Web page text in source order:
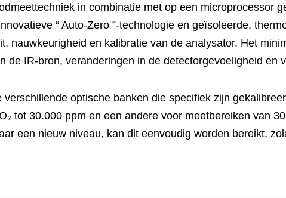
in combinatie met op een microprocessor
“ Auto-Zero ”-technologie en geïsoleerde,
nauwkeurigheid en kalibratie van de analysator. Het
de IR-bron, veranderingen in de detectorgevoeligheid en
optische banken die specifiek zijn
tot 30.000 ppm en een andere voor meetbereiken van
een nieuw niveau, kan dit eenvoudig worden bereikt,